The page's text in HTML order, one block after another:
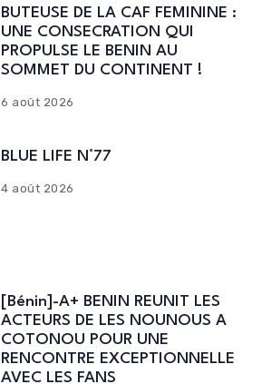
BUTEUSE DE LA CAF FEMININE :
UNE CONSECRATION QUI
PROPULSE LE BENIN AU
SOMMET DU CONTINENT !
6 août 2026
BLUE LIFE N°77
4 août 2026
[Bénin]-A+ BENIN REUNIT LES
ACTEURS DE LES NOUNOUS A
COTONOU POUR UNE
RENCONTRE EXCEPTIONNELLE
AVEC LES FANS